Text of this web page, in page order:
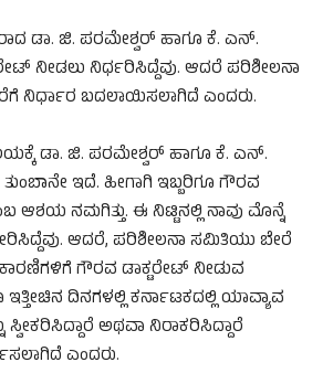
ಡಾ. ಜಿ. ಪರಮೇಶ್ವರ್ ಹಾಗೂ ಕೆ. ಎನ್.
ನೀಡಲು ನಿರ್ಧರಿಸಿದ್ದೆವು. ಆದರೆ ಪರಿಶೀಲನಾ
ನಿರ್ಧಾರ ಬದಲಾಯಿಸಲಾಗಿದೆ ಎಂದರು.
ಡಾ. ಜಿ. ಪರಮೇಶ್ವರ್ ಹಾಗೂ ಕೆ. ಎನ್.
ಇದೆ. ಹೀಗಾಗಿ ಇಬ್ಬರಿಗೂ ಗೌರವ
ಆಶಯ ನಮಗಿತ್ತು. ಈ ನಿಟ್ಟಿನಲ್ಲಿ ನಾವು ಮೊನ್ನೆ
ಆದರೆ, ಪರಿಶೀಲನಾ ಸಮಿತಿಯು ಬೇರೆ
ಗೌರವ ಡಾಕ್ಟರೇಟ್ ನೀಡುವ
ದಿನಗಳಲ್ಲಿ ಕರ್ನಾಟಕದಲ್ಲಿ ಯಾವ್ಯಾವ
ಸ್ವೀಕರಿಸಿದ್ದಾರೆ ಅಥವಾ ನಿರಾಕರಿಸಿದ್ದಾರೆ
ಎಂದರು.